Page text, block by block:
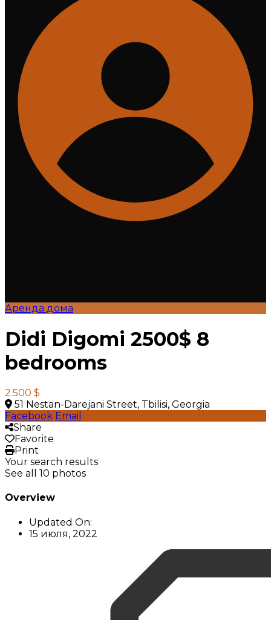
Аренда дома
Didi Digomi 2500$ 8
bedrooms
2.500 $
51 Nestan-Darejani Street, Tbilisi, Georgia
Facebook Email
Share
Favorite
Print
Your search results
See all 10 photos
Overview
Updated On:
15 июля, 2022